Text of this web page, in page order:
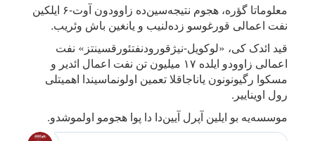
معلوماتا گؤره، هجوم نتیجه‌سین‌ده زاوودون آوت-۶ ایلکین
نفت اعمالی قورغوسو زده‌لنیب و یانغین باش وئریب.
قید ائدک کی، «لوکویل-نیژقورودنفتئورقسینتز» نفت
اعمالی زاوودو ایلده ۱۷ میلیون تن نفت اعمال ائدیر و
مسکوا رگیونونون یاناجاقلا تعمین اولونماسیندا اهمیتلی
رول اویناییر.
موسسه‌یه بو ایلین آپرل آیین‌دا دا پوا هجومو اولموشدو.